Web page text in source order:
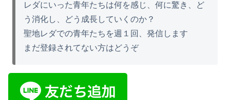
レダにいった青年たちは何を感じ、何に驚き、ど
う消化し、どう成長していくのか？
聖地レダでの青年たちを週１回、発信します
まだ登録されてない方はどうぞ